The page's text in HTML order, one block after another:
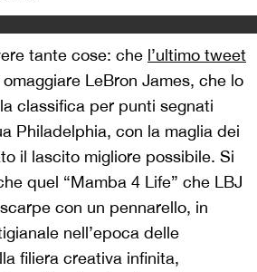
tante cose: che l’ultimo tweet
LeBron James, che lo
classifica per punti segnati
Philadelphia, con la maglia dei
il lascito migliore possibile. Si
quel “Mamba 4 Life” che LBJ
con un pennarello, in
nell’epoca delle
filiera creativa infinita,